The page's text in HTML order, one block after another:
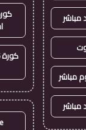
مباشر
مباشر
مباشر